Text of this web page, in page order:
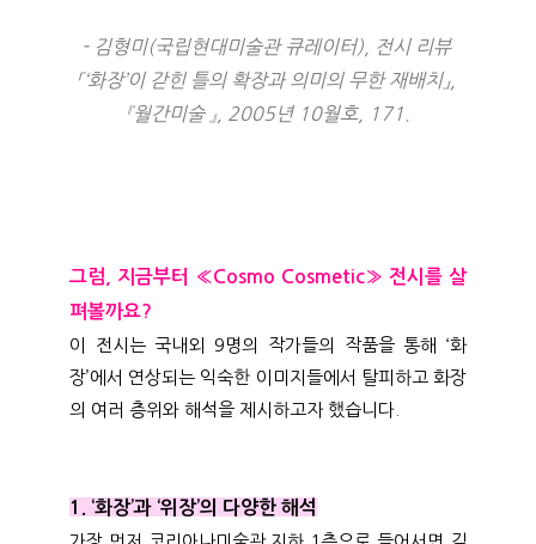
- 김형미(국립현대미술관 큐레이터), 전시 리뷰
「‘화장’이 갇힌 틀의 확장과 의미의 무한 재배치」,
『월간미술 』, 2005년 10월호, 171.
그럼, 지금부터 «Cosmo Cosmetic» 전시를 살
펴볼까요?
이 전시는 국내외 9명의 작가들의 작품을 통해 ‘화
장’에서 연상되는 익숙한 이미지들에서 탈피하고 화장
의 여러 층위와 해석을 제시하고자 했습니다.
1. ‘화장’과 ‘위장’의 다양한 해석